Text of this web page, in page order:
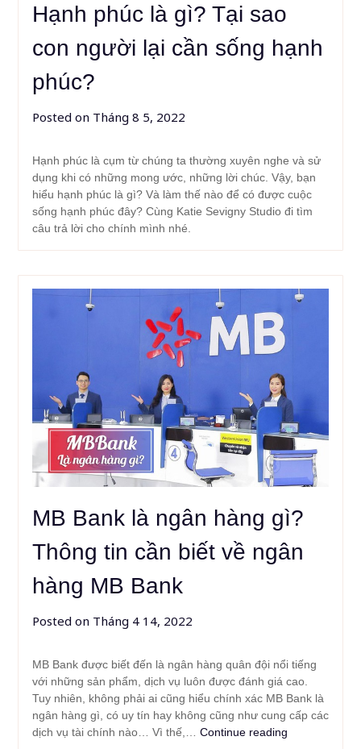
Hạnh phúc là gì? Tại sao
con người lại cần sống hạnh
phúc?
Posted on Tháng 8 5, 2022
Hạnh phúc là cụm từ chúng ta thường xuyên nghe và sử
dụng khi có những mong ước, những lời chúc. Vậy, bạn
hiểu hạnh phúc là gì? Và làm thế nào để có được cuộc
sống hạnh phúc đây? Cùng Katie Sevigny Studio đi tìm
câu trả lời cho chính mình nhé.
MB Bank là ngân hàng gì?
Thông tin cần biết về ngân
hàng MB Bank
Posted on Tháng 4 14, 2022
MB Bank được biết đến là ngân hàng quân đội nổi tiếng
với những sản phẩm, dịch vụ luôn được đánh giá cao.
Tuy nhiên, không phải ai cũng hiểu chính xác MB Bank là
ngân hàng gì, có uy tín hay không cũng như cung cấp các
dịch vụ tài chính nào… Vì thế,… Continue reading